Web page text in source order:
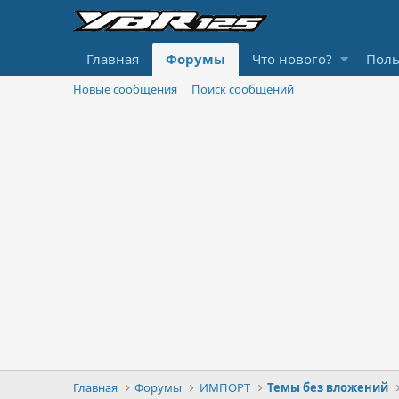
Главная Форумы Что нового?
Новые сообщения Поиск сообщений
Главная Форумы ИМПОРТ Темы без вложений